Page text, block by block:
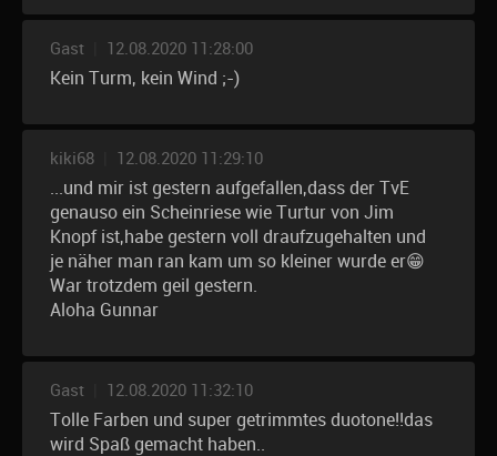
Gast 12.08.2020 11:28:00
Kein Turm, kein Wind ;-)
kiki68 12.08.2020 11:29:10
...und mir ist gestern aufgefallen,dass der TvE
genauso ein Scheinriese wie Turtur von Jim
Knopf ist,habe gestern voll draufzugehalten und
je näher man ran kam um so kleiner wurde er😁
War trotzdem geil gestern.
Aloha Gunnar
Gast 12.08.2020 11:32:10
Tolle Farben und super getrimmtes duotone!!das
wird Spaß gemacht haben..